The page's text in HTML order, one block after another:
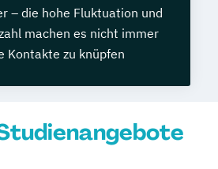
– die hohe Fluktuation und
machen es nicht immer
Kontakte zu knüpfen